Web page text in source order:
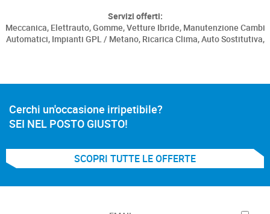
Servizi offerti:
Meccanica, Elettrauto,Gomme,Vetture Ibride, Manutenzione Cambi
Automatici, Impianti GPL / Metano, Ricarica Clima,Auto Sostitutiva,
Cerchi un'occasione irripetibile?
SEI NEL POSTO GIUSTO!
SCOPRI TUTTE LE OFFERTE